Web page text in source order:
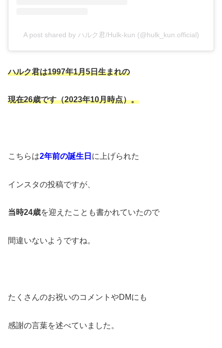
A post shared by ハルク君/Hulk-kun (@hulk_kun.official)
ハルク君は1997年1月5日生まれの
現在26歳です（2023年10月時点）。
こちらは2年前の誕生日 に上げられた
インスタの投稿ですが、
当時24歳を迎えたことも書かれていたので
間違いないようですね。
たくさんのお祝いのコメントやDMにも
感謝の言葉を述べていました。